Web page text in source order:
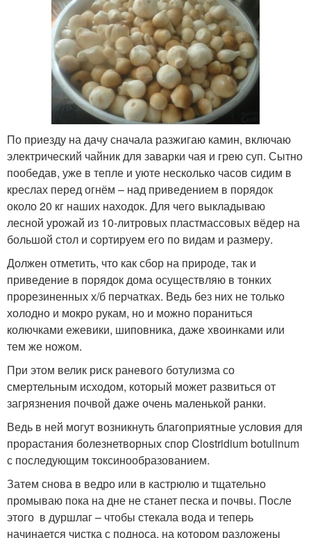
По приезду на дачу сначала разжигаю камин, включаю
электрический чайник для заварки чая и грею суп. Сытно
пообедав, уже в тепле и уюте несколько часов сидим в
креслах перед огнём – над приведением в порядок
около 20 кг наших находок. Для чего выкладываю
лесной урожай из 10-литровых пластмассовых вёдер на
большой стол и сортируем его по видам и размеру.
Должен отметить, что как сбор на природе, так и
приведение в порядок дома осуществляю в тонких
прорезиненных х/б перчатках. Ведь без них не только
холодно и мокро рукам, но и можно пораниться
колючками ежевики, шиповника, даже хвоинками или
тем же ножом.
При этом велик риск раневого ботулизма со
смертельным исходом, который может развиться от
загрязнения почвой даже очень маленькой ранки.
Ведь в ней могут возникнуть благоприятные условия для
прорастания болезнетворных спор Clostridium botulinum
с последующим токсинообразованием.
Затем снова в ведро или в кастрюлю и тщательно
промываю пока на дне не станет песка и почвы. После
этого в дуршлаг – чтобы стекала вода и теперь
начинается чистка с подноса, на котором разложены